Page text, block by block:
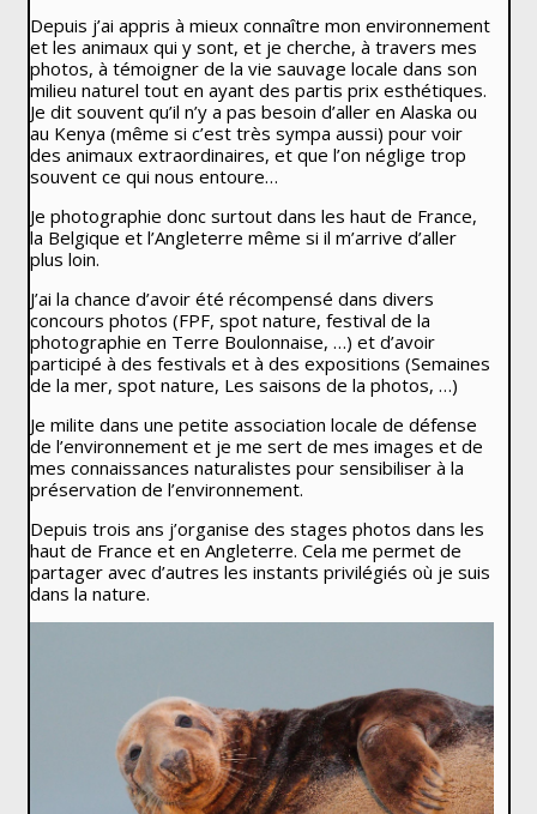
Depuis j’ai appris à mieux connaître mon environnement
et les animaux qui y sont, et je cherche, à travers mes
photos, à témoigner de la vie sauvage locale dans son
milieu naturel tout en ayant des partis prix esthétiques.
Je dit souvent qu’il n’y a pas besoin d’aller en Alaska ou
au Kenya (même si c’est très sympa aussi) pour voir
des animaux extraordinaires, et que l’on néglige trop
souvent ce qui nous entoure…
Je photographie donc surtout dans les haut de France,
la Belgique et l’Angleterre même si il m’arrive d’aller
plus loin.
J’ai la chance d’avoir été récompensé dans divers
concours photos (FPF, spot nature, festival de la
photographie en Terre Boulonnaise, …) et d’avoir
participé à des festivals et à des expositions (Semaines
de la mer, spot nature, Les saisons de la photos, …)
Je milite dans une petite association locale de défense
de l’environnement et je me sert de mes images et de
mes connaissances naturalistes pour sensibiliser à la
préservation de l’environnement.
Depuis trois ans j’organise des stages photos dans les
haut de France et en Angleterre. Cela me permet de
partager avec d’autres les instants privilégiés où je suis
dans la nature.